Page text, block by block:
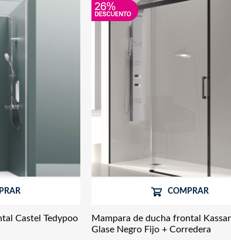
Castel Tedypoo
Mampara de ducha frontal
Glase Negro Fijo + Corredera
COMPRAR